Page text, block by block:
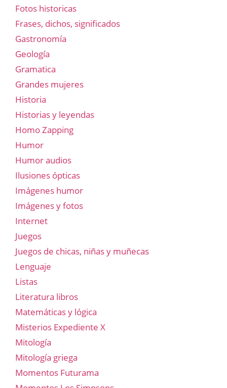
Fotos historicas
Frases, dichos, significados
Gastronomía
Geología
Gramatica
Grandes mujeres
Historia
Historias y leyendas
Homo Zapping
Humor
Humor audios
Ilusiones ópticas
Imágenes humor
Imágenes y fotos
Internet
Juegos
Juegos de chicas, niñas y muñecas
Lenguaje
Listas
Literatura libros
Matemáticas y lógica
Misterios Expediente X
Mitología
Mitología griega
Momentos Futurama